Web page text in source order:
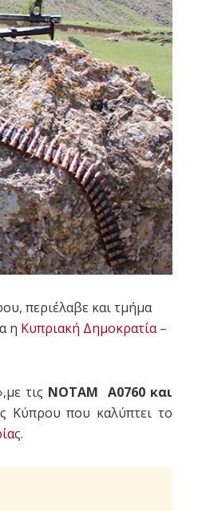
περιέλαβε και τμήμα
η Κυπριακή Δημοκρατία–
τις ΝΟΤΑΜ Α0760 και
Κύπρου που καλύπτει το
ς.